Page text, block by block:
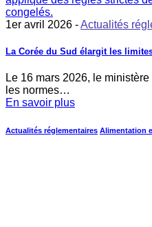
1er avril 2026 -Actualités
La Corée du Sud élargit les
Le 16 mars 2026, le
les normes…
En savoir plus
Actualités réglementaires Alimentation